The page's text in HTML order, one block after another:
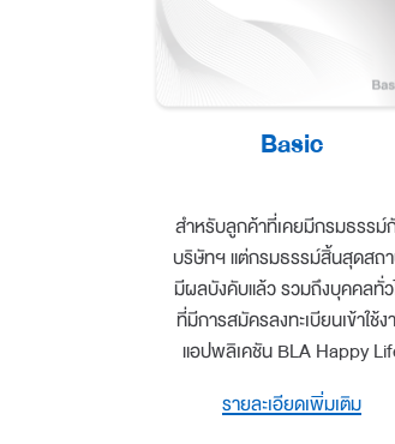
Basic
สำหรับลูกค้าที่เคยมีกรมธรรม์
บริษัทฯ แต่กรมธรรม์สิ้นสุดสถ
มีผลบังคับแล้ว รวมถึงบุคคลทั่ว
ที่มีการสมัครลงทะเบียนเข้าใช้ง
แอปพลิเคชัน BLA Happy
รายละเอียดเพิ่มเติม